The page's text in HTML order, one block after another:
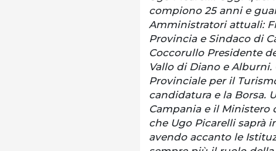
compiono 25 anni e
Amministratori attuali:
Provincia e Sindaco di
Coccorullo Presidente
Vallo di Diano e Alburni.
Provinciale per il
candidatura e la Borsa.
Campania e il Ministero
che Ugo Picarelli saprà
avendo accanto le